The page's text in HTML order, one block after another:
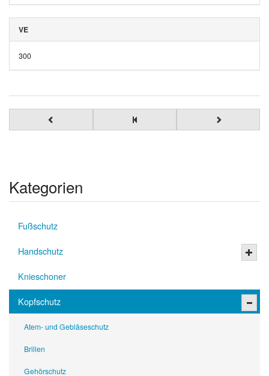
VE
300
Kategorien
Fußschutz
Handschutz
Knieschoner
Kopfschutz
Atem- und Gebläseschutz
Brillen
Gehörschutz